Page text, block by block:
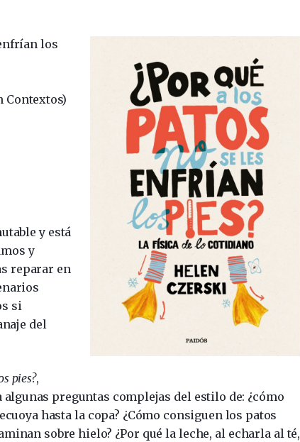
los
Contextos)
y está
y
reparar en
si
del
pies?,
preguntas complejas del estilo de: ¿cómo
hasta la copa? ¿Cómo consiguen los patos
sobre hielo? ¿Por qué la leche, al echarla al té,